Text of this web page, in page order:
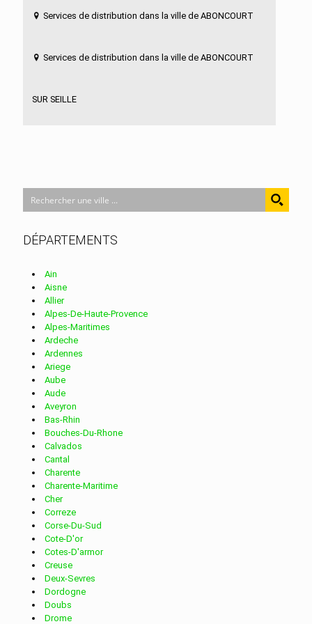
Services de distribution dans la ville de ABONCOURT
Services de distribution dans la ville de ABONCOURT
SUR SEILLE
Services de distribution dans la ville de ADAINCOURT
Services de distribution dans la ville de ADELANGE
Services de distribution dans la ville de AJONCOURT
Services de distribution dans la ville de ALAINCOURT
LA COTE
Services de distribution dans la ville de ALBESTROFF
Services de distribution dans la ville de ALGRANGE
Services de distribution dans la ville de ALSTING
DÉPARTEMENTS
Ain
Aisne
Allier
Alpes-De-Haute-Provence
Alpes-Maritimes
Ardeche
Ardennes
Ariege
Aube
Aude
Aveyron
Bas-Rhin
Bouches-Du-Rhone
Calvados
Cantal
Charente
Charente-Maritime
Cher
Correze
Corse-Du-Sud
Cote-D'or
Cotes-D'armor
Creuse
Deux-Sevres
Dordogne
Doubs
Drome